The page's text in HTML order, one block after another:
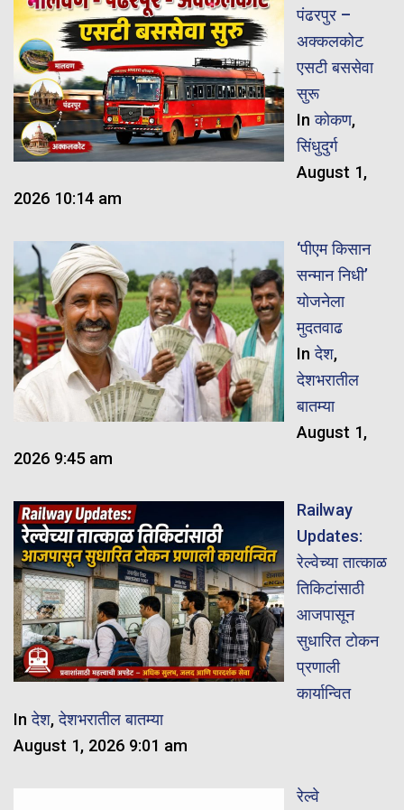
पंढरपुर –
अक्कलकोट
एसटी बससेवा
सुरू
Inकोकण,
सिंधुदुर्ग
August 1,
2026 10:14 am
‘पीएम किसान
सन्मान निधी’
योजनेला
मुदतवाढ
Inदेश,
देशभरातील
बातम्या
August 1,
2026 9:45 am
Railway
Updates:
रेल्वेच्या तात्काळ
तिकिटांसाठी
आजपासून
सुधारित टोकन
प्रणाली
कार्यान्वित
Inदेश,देशभरातील बातम्या
August 1, 2026 9:01 am
रेल्वे